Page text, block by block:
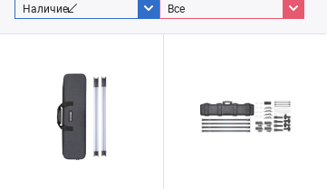
Наличие Все